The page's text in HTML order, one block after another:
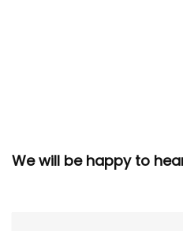
We will be happy to